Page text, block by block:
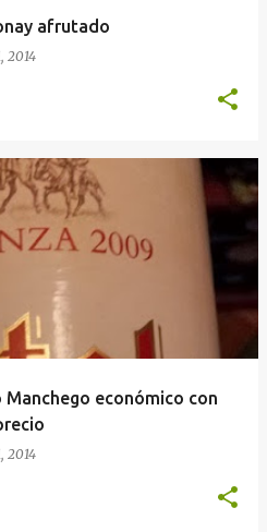
afrutado
2014
económico con
2014